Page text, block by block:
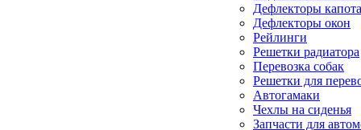
Дефлекторы капота
Дефлекторы окон
Рейлинги
Решетки радиатора
Перевозка собак
Решетки для
Автогамаки
Чехлы на сиденья
Запчасти для